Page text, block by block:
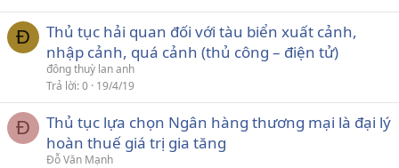
Đ
Thủ tục hải quan đối với tàu biển xuất cảnh,
nhập cảnh, quá cảnh (thủ công – điện tử)
đông thuỳ lan anh
Trả lời 0 19/4/19
Đ
Thủ tục lựa chọn Ngân hàng thương mại là đại lý
hoàn thuế giá trị gia tăng
Đỗ Văn Mạnh